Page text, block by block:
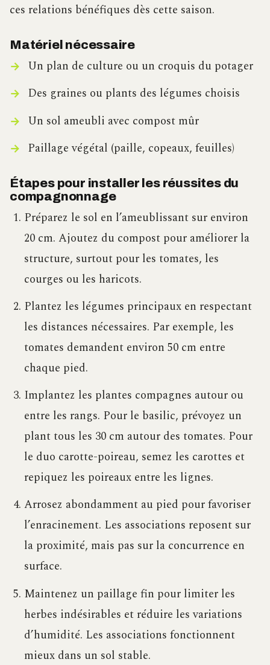
ces relations bénéfiques dès cette saison.
Matériel nécessaire
Un plan de culture ou un croquis du potager
Des graines ou plants des légumes choisis
Un sol ameubli avec compost mûr
Paillage végétal (paille, copeaux, feuilles)
Étapes pour installer les réussites du
compagnonnage
Préparez le sol en l’ameublissant sur environ
20 cm. Ajoutez du compost pour améliorer la
structure, surtout pour les tomates, les
courges ou les haricots.
Plantez les légumes principaux en respectant
les distances nécessaires. Par exemple, les
tomates demandent environ 50 cm entre
chaque pied.
Implantez les plantes compagnes autour ou
entre les rangs. Pour le basilic, prévoyez un
plant tous les 30 cm autour des tomates. Pour
le duo carotte-poireau, semez les carottes et
repiquez les poireaux entre les lignes.
Arrosez abondamment au pied pour favoriser
l’enracinement. Les associations reposent sur
la proximité, mais pas sur la concurrence en
surface.
Maintenez un paillage fin pour limiter les
herbes indésirables et réduire les variations
d’humidité. Les associations fonctionnent
mieux dans un sol stable.